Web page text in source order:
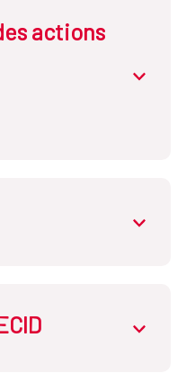
actions